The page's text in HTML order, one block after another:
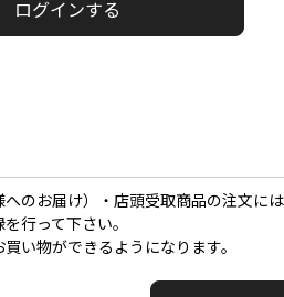
のお届け）・店頭受取商品の注文には
行って下さい。
い物ができるようになります。